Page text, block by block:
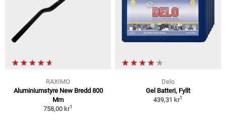
RAXIMO
Aluminiumstyre New Bredd 800
Mm
758,00 kr1
Delo
Gel Batteri, Fyllt
439,31 kr1